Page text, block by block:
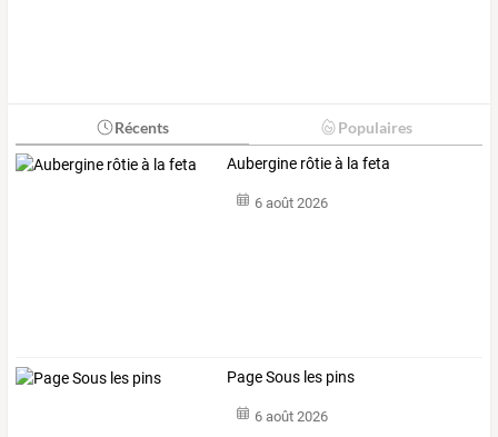
Récents Populaires
Aubergine rôtie à la feta
6 août 2026
Page Sous les pins
6 août 2026